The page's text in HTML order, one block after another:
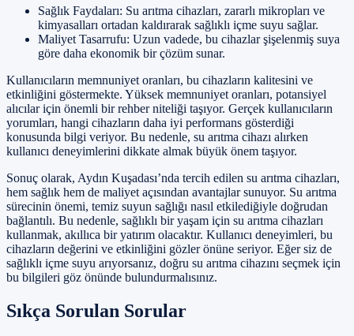
Sağlık Faydaları: Su arıtma cihazları, zararlı mikropları ve
kimyasalları ortadan kaldırarak sağlıklı içme suyu sağlar.
Maliyet Tasarrufu: Uzun vadede, bu cihazlar şişelenmiş suya
göre daha ekonomik bir çözüm sunar.
Kullanıcıların memnuniyet oranları, bu cihazların kalitesini ve
etkinliğini göstermekte. Yüksek memnuniyet oranları, potansiyel
alıcılar için önemli bir rehber niteliği taşıyor. Gerçek kullanıcıların
yorumları, hangi cihazların daha iyi performans gösterdiği
konusunda bilgi veriyor. Bu nedenle, su arıtma cihazı alırken
kullanıcı deneyimlerini dikkate almak büyük önem taşıyor.
Sonuç olarak, Aydın Kuşadası’nda tercih edilen su arıtma cihazları,
hem sağlık hem de maliyet açısından avantajlar sunuyor. Su arıtma
sürecinin önemi, temiz suyun sağlığı nasıl etkilediğiyle doğrudan
bağlantılı. Bu nedenle, sağlıklı bir yaşam için su arıtma cihazları
kullanmak, akıllıca bir yatırım olacaktır. Kullanıcı deneyimleri, bu
cihazların değerini ve etkinliğini gözler önüne seriyor. Eğer siz de
sağlıklı içme suyu arıyorsanız, doğru su arıtma cihazını seçmek için
bu bilgileri göz önünde bulundurmalısınız.
Sıkça Sorulan Sorular